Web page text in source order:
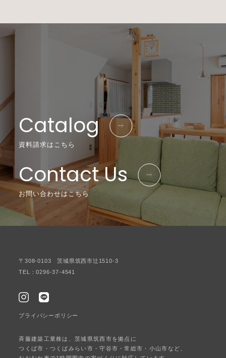
Catalog
資料請求はこちら
Contact Us
お問い合わせはこちら
〒308-0103 茨城県筑西市辻1510-3
TEL：0296-37-4541
プライバシーポリシー
斉藤建築工業株は、茨城県筑西市を拠点に
つくば市・つくばみらい市・守谷市・常総市・小山市など、